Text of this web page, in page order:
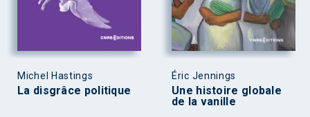
Michel Hastings
La disgrâce politique
Éric Jennings
Une histoire globale
de la vanille